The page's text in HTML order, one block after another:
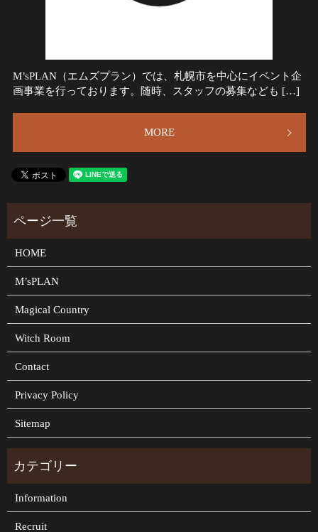
M’sPLAN（エムズプラン）では、札幌市を中心にイベント企
画事業を行っております。随時、スタッフの募集なども […]
MORE
HOME
M’sPLAN
Magical Country
Witch Room
Contact
Privacy Policy
Sitemap
Information
Recruit